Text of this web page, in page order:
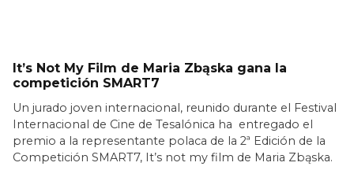
It’s Not My Film de Maria Zbąska gana la
competición SMART7
Un jurado joven internacional, reunido durante el Festival
Internacional de Cine de Tesalónica ha entregado el
premio a la representante polaca de la 2ª Edición de la
Competición SMART7, It’s not my film de Maria Zbąska.